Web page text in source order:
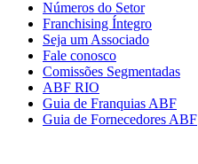
Números do Setor
Franchising Íntegro
Seja um Associado
Fale conosco
Comissões Segmentadas
ABF RIO
Guia de Franquias ABF
Guia de Fornecedores ABF